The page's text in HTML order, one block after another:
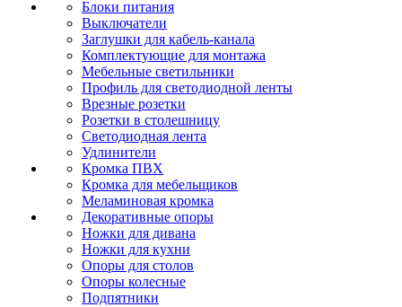
Блоки питания
Выключатели
Заглушки для кабель-канала
Комплектующие для монтажа
Мебельные светильники
Профиль для светодиодной ленты
Врезные розетки
Розетки в столешницу
Светодиодная лента
Удлинители
Кромка ПВХ
Кромка для мебельщиков
Меламиновая кромка
Декоративные опоры
Ножки для дивана
Ножки для кухни
Опоры для столов
Опоры колесные
Подпятники